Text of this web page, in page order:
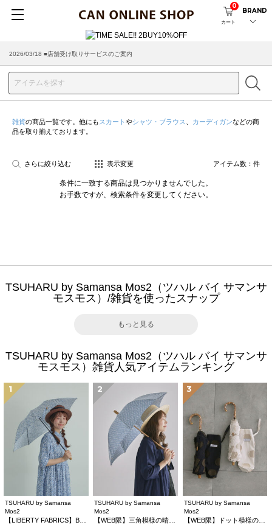
カート
0
BRAND
2026/03/18 ■店舗受け取りサービスのご案内
雑貨の商品一覧です。他にも スカート やシャツ・ブラウス カーディガンなどの商
品を取り揃えております。
さらに絞り込む 表示変更 アイテム数： 件
条件に一致する商品は見つかりませんでした。
お手数ですが、検索条件を変更してください。
TSUHARU by Samansa Mos2（ツハル バイ サマンサ
モスモス）/雑貨を使ったスナップ
もっと見る
TSUHARU by Samansa Mos2（ツハル バイ サマンサ
モスモス）雑貨人気アイテムランキング
1
TSUHARU by Samansa
Mos2
2
TSUHARU by Samansa
Mos2
3
TSUHARU by Samansa
Mos2
【WEB限】ドット模様の晴雨兼用日傘